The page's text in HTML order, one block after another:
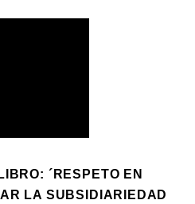
´RESPETO EN
LA SUBSIDIARIEDAD